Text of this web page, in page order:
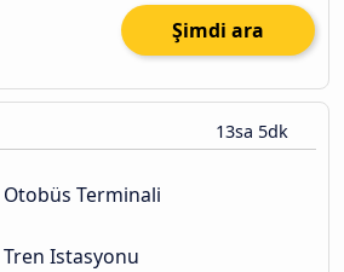
Şimdi ara
13sa 5dk
Otobüs Terminali
Istasyonu